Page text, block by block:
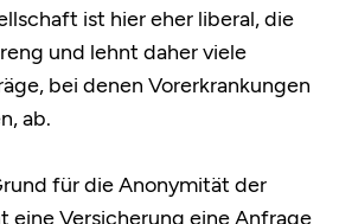
ist hier eher liberal, die
und lehnt daher viele
bei denen Vorerkrankungen
ab.
für die Anonymität der
eine Versicherung eine Anfrage